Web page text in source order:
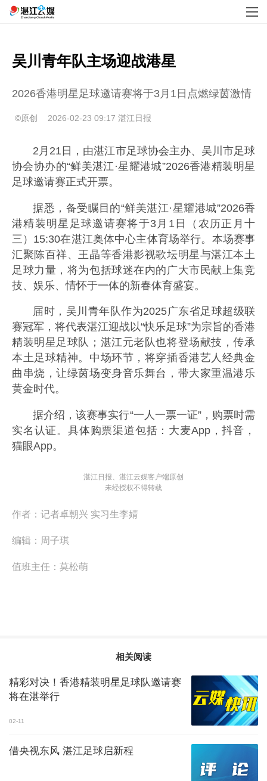
吴川青年队主场迎战港星
2026香港明星足球邀请赛将于3月1日点燃绿茵激情
©原创 2026-02-23 09:17 湛江日报
2月21日，由湛江市足球协会主办、吴川市足球
协会协办的“鲜美湛江·星耀港城”2026香港精装明星
足球邀请赛正式开票。
据悉，备受瞩目的“鲜美湛江·星耀港城”2026香
港精装明星足球邀请赛将于3月1日（农历正月十
三）15:30在湛江奥体中心主体育场举行。本场赛事
汇聚陈百祥、王晶等香港影视歌坛明星与湛江本土
足球力量，将为包括球迷在内的广大市民献上集竞
技、娱乐、情怀于一体的新春体育盛宴。
届时，吴川青年队作为2025广东省足球超级联
赛冠军，将代表湛江迎战以“快乐足球”为宗旨的香港
精装明星足球队；湛江元老队也将登场献技，传承
本土足球精神。中场环节，将穿插香港艺人经典金
曲串烧，让绿茵场变身音乐舞台，带大家重温港乐
黄金时代。
据介绍，该赛事实行“一人一票一证”，购票时需
实名认证。具体购票渠道包括：大麦App，抖音，
猫眼App。
湛江日报、湛江云媒客户端原创
未经授权不得转载
作者： 记者卓朝兴 实习生李婧
编辑： 周子琪
值班主任： 莫松萌
相关阅读
精彩对决！香港精装明星足球队邀请赛
将在湛举行
02-11
借央视东风 湛江足球启新程